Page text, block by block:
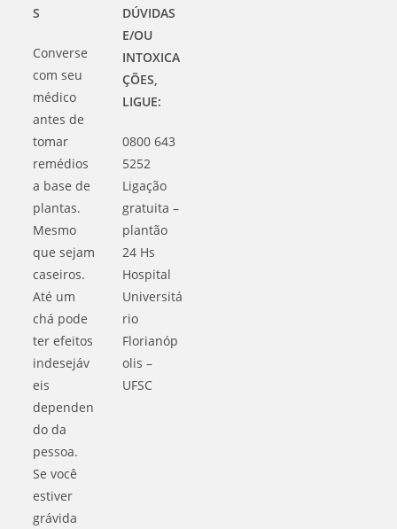
S
Converse
com seu
médico
antes de
tomar
remédios
a base de
plantas.
Mesmo
que sejam
caseiros.
Até um
chá pode
ter efeitos
indesejáv
eis
dependen
do da
pessoa.
Se você
estiver
grávida
DÚVIDAS
E/OU
INTOXICA
ÇÕES,
LIGUE:
0800 643
5252
Ligação
gratuita –
plantão
24 Hs
Hospital
Universitá
rio
Florianóp
olis –
UFSC